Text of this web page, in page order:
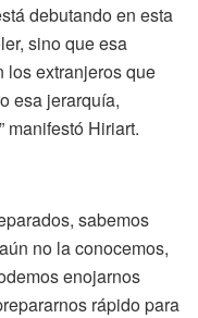
debutando en esta
sino que esa
los extranjeros que
esa jerarquía,
manifestó Hiriart.
sabemos
no la conocemos,
enojarnos
rápido para